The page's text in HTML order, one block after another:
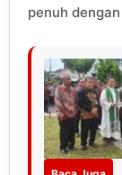
penuh